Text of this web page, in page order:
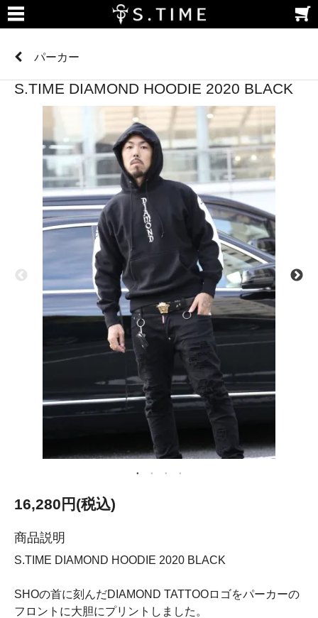
パーカー
S.TIME DIAMOND HOODIE 2020 BLACK
16,280円(税込)
商品説明
S.TIME DIAMOND HOODIE 2020 BLACK
SHOの首に刻んだDIAMOND TATTOOロゴをパーカーの
フロントに大胆にプリントしました。